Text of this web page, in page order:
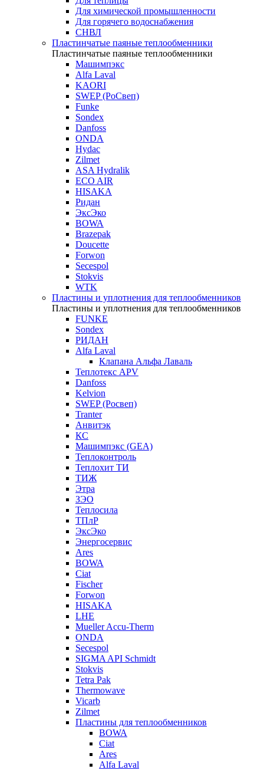
Для химической промышленности
Для горячего водоснабжения
СНВЛ
Пластинчатые паяные теплообменники
Пластинчатые паяные теплообменники
Машимпэкс
Alfa Laval
KAORI
SWEP (РоСвеп)
Funke
Sondex
Danfoss
ONDA
Hydac
Zilmet
ASA Hydralik
ECO AIR
HISAKA
Ридан
ЭксЭко
BOWA
Brazepak
Doucette
Forwon
Secespol
Stokvis
WTK
Пластины и уплотнения для теплообменников
Пластины и уплотнения для теплообменников
FUNKE
Sondex
РИДАН
Alfa Laval
Клапана Альфа Лаваль
Теплотекс APV
Danfoss
Kelvion
SWEP (Росвеп)
Tranter
Анвитэк
КС
Машимпэкс (GEA)
Теплоконтроль
Теплохит ТИ
ТИЖ
Этра
ЗЭО
Теплосила
ТПлР
ЭксЭко
Энергосервис
Ares
BOWA
Ciat
Fischer
Forwon
HISAKA
LHE
Mueller Accu-Therm
ONDA
Secespol
SIGMA API Schmidt
Stokvis
Tetra Pak
Thermowave
Vicarb
Zilmet
Пластины для теплообменников
BOWA
Ciat
Ares
Alfa Laval